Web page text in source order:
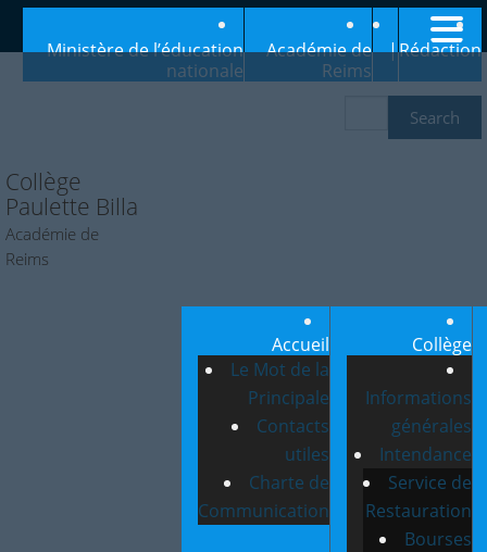
Ministère de l’éducation
nationale
Académie de
Reims
|Rédaction
Collège
Paulette Billa
Académie de
Reims
Accueil
Le Mot de la
Principale
Contacts
utiles
Charte de
Communication
Collège
Informations
générales
Intendance
Service de
Restauration
Bourses